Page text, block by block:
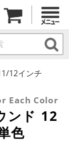
12インチ
Each Color
ンド 12
色